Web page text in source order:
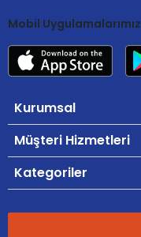
Mobil Uygulamalarımız
Kurumsal
Müşteri Hizmetleri
Kategoriler